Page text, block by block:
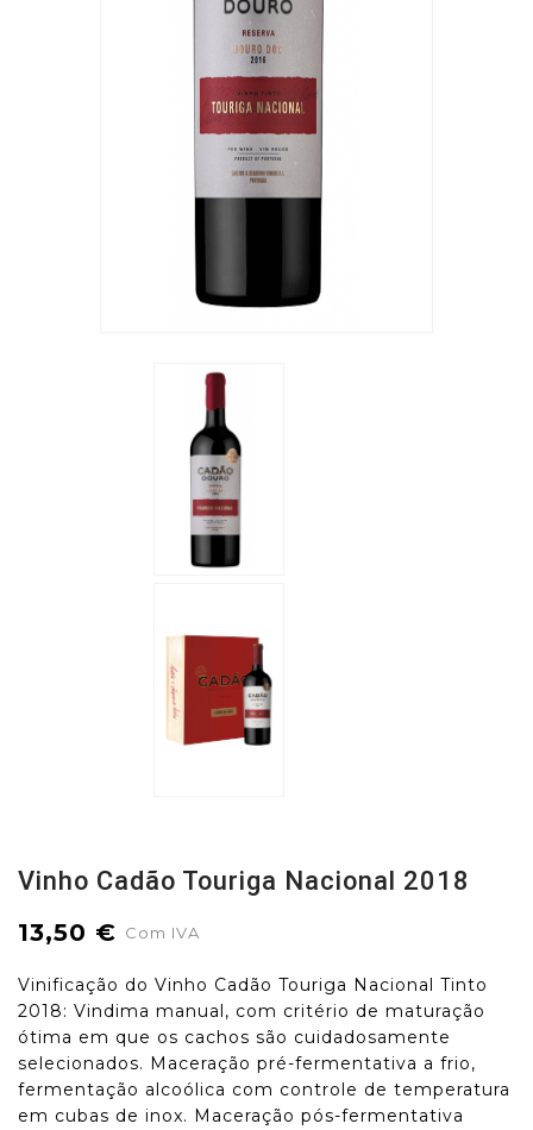
Vinho Cadão Touriga Nacional 2018
13,50 € Com IVA
Vinificação do Vinho Cadão Touriga Nacional Tinto
2018: Vindima manual, com critério de maturação
ótima em que os cachos são cuidadosamente
selecionados. Maceração pré-fermentativa a frio,
fermentação alcoólica com controle de temperatura
em cubas de inox. Maceração pós-fermentativa